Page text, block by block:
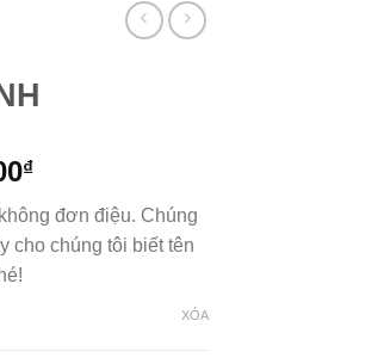
₫
đơn điệu. Chúng
cho chúng tôi biết tên
XÓA